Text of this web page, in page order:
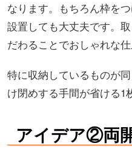
なります。もちろん枠を
設置しても大丈夫です。
だわることでおしゃれな
特に収納しているものが
け閉めする手間が省ける1
アイデア②両